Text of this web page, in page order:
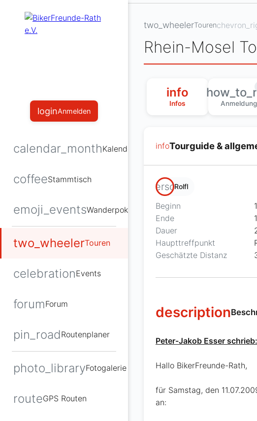
loginAnmelden
calendar_monthKalender
coffeeStammtisch
emoji_eventsWanderpokal
two_wheelerTouren
celebrationEvents
forumForum
pin_roadRoutenplaner
photo_libraryFotogalerie
routeGPS Routen
two_wheelerTouren
Rhein-Mosel
info
Infos Anmeldung
infoTourguide &
personRolfI
Beginn
Ende
Dauer
Haupttreffpunkt
Geschätzte Distanz
description
Peter-Jakob Esser schrieb:
Hallo BikerFreunde-Rath,
für Samstag, den
an: